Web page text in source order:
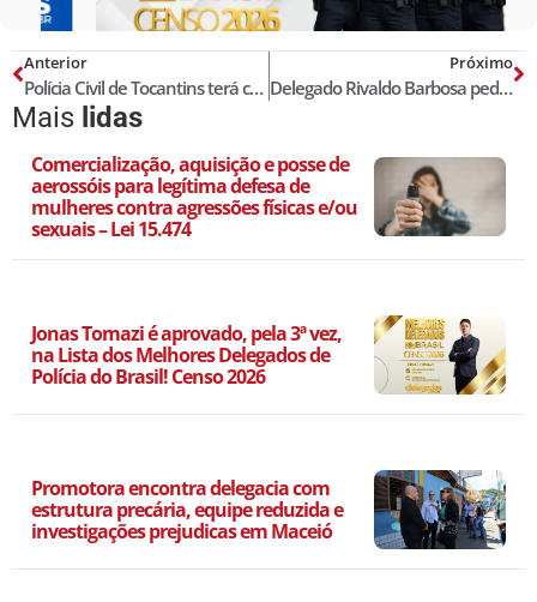
Anterior
Polícia Civil de Tocantins terá concurso para 367 vagas
Próximo
Delegado Rivaldo Barbosa pede prisão de major, tenente e mais oito PMs do RJ
Mais lidas
Comercialização, aquisição e posse de
aerossóis para legítima defesa de
mulheres contra agressões físicas e/ou
sexuais – Lei 15.474
Jonas Tomazi é aprovado, pela 3ª vez,
na Lista dos Melhores Delegados de
Polícia do Brasil! Censo 2026
Promotora encontra delegacia com
estrutura precária, equipe reduzida e
investigações prejudicas em Maceió